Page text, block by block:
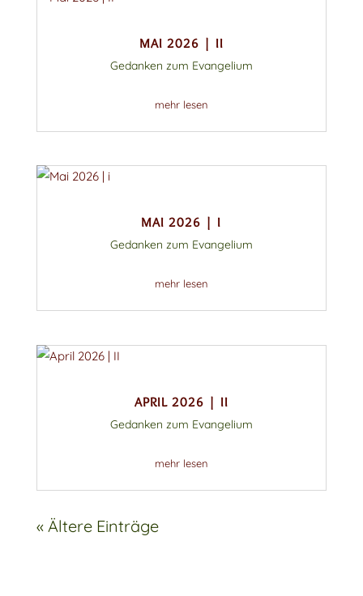
MAI 2026 | II
Gedanken zum Evangelium
mehr lesen
MAI 2026 | I
Gedanken zum Evangelium
mehr lesen
APRIL 2026 | II
Gedanken zum Evangelium
mehr lesen
« Ältere Einträge